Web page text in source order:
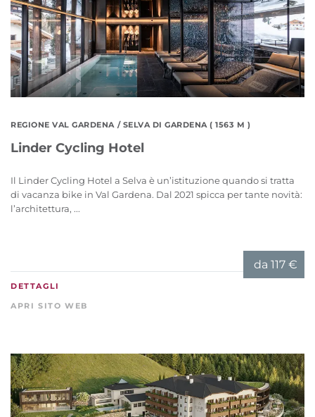
REGIONE VAL GARDENA / SELVA DI GARDENA ( 1563 M )
Linder Cycling Hotel
Il Linder Cycling Hotel a Selva è un’istituzione quando si tratta
di vacanza bike in Val Gardena. Dal 2021 spicca per tante novità:
l’architettura, ...
da 117 €
DETTAGLI
APRI SITO WEB